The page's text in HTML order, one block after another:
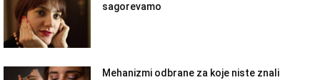
sagorevamo
Mehanizmi odbrane za koje niste znali